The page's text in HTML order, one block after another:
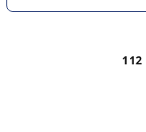
112